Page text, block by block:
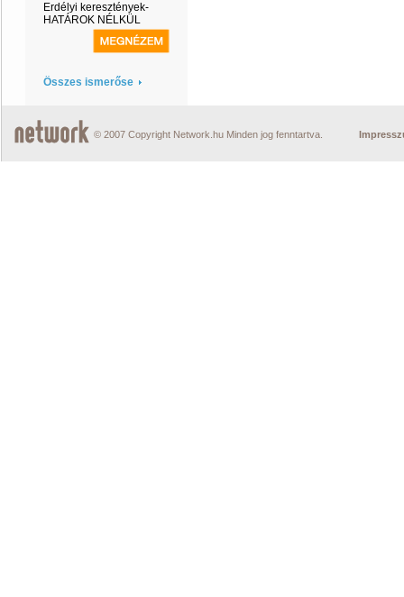
Erdélyi keresztények-
HATÁROK NÉLKÜL
Összes ismerőse
© 2007 Copyright Network.hu Minden jog fenntartva.